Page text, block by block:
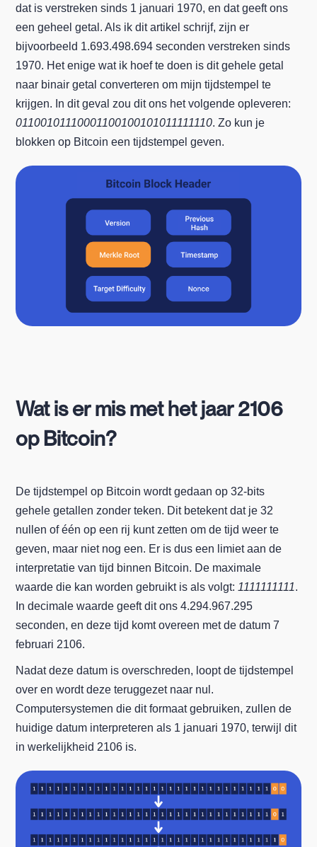
dat is verstreken sinds 1 januari 1970, en dat geeft ons
een geheel getal. Als ik dit artikel schrijf, zijn er
bijvoorbeeld 1.693.498.694 seconden verstreken sinds
1970. Het enige wat ik hoef te doen is dit gehele getal
naar binair getal converteren om mijn tijdstempel te
krijgen. In dit geval zou dit ons het volgende opleveren:
01100101110001100100101011111110. Zo kun je
blokken op Bitcoin een tijdstempel geven.
Wat is er mis met het jaar 2106
op Bitcoin?
De tijdstempel op Bitcoin wordt gedaan op 32-bits
gehele getallen zonder teken. Dit betekent dat je 32
nullen of één op een rij kunt zetten om de tijd weer te
geven, maar niet nog een. Er is dus een limiet aan de
interpretatie van tijd binnen Bitcoin. De maximale
waarde die kan worden gebruikt is als volgt: 1111111111.
In decimale waarde geeft dit ons 4.294.967.295
seconden, en deze tijd komt overeen met de datum 7
februari 2106.
Nadat deze datum is overschreden, loopt de tijdstempel
over en wordt deze teruggezet naar nul.
Computersystemen die dit formaat gebruiken, zullen de
huidige datum interpreteren als 1 januari 1970, terwijl dit
in werkelijkheid 2106 is.